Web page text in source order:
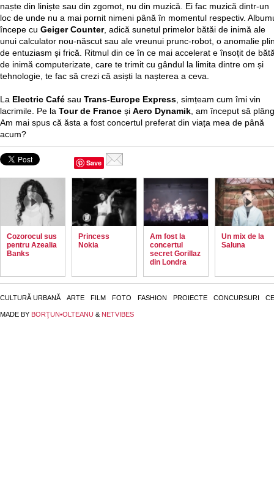
naște din liniște sau din zgomot, nu din muzică. Ei fac muzică dintr-un
loc de unde nu a mai pornit nimeni până în momentul respectiv.
începe cu Geiger Counter, adică sunetul primelor bătăi de inimă ale
unui calculator nou-născut sau ale vreunui prunc-robot, o anomalie
de entuziasm și frică. Ritmul din ce în ce mai accelerat e însoțit de
de inimă computerizate, care te trimit cu gândul la limita dintre om și
tehnologie, te fac să crezi că asiști la nașterea a ceva.
La Electric Café sau Trans-Europe Express, simțeam cum îmi vin
lacrimile. Pe la Tour de France și Aero Dynamik, am început să
Am mai spus că ăsta a fost concertul preferat din viața mea de până
acum?
Save
Cozorocul sus
pentru Azealia
Banks
Princess
Nokia
Am fost la
concertul
secret Gorillaz
din Londra
Un mix de la
Saluna
CULTURĂ URBANĂ ARTE FILM FOTO FASHION PROIECTE CONCURSURI
MADE BY BORŢUN•OLTEANU & NETVIBES